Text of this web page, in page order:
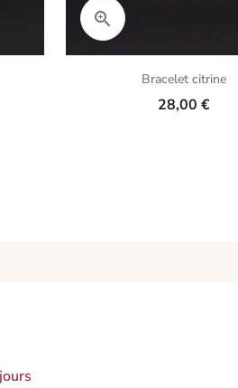
 Aperçu rapide
Bracelet citrine
28,00 €